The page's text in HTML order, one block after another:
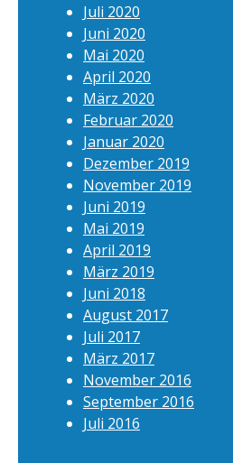
Juli 2020
Juni 2020
Mai 2020
April 2020
März 2020
Februar 2020
Januar 2020
Dezember 2019
November 2019
Juni 2019
Mai 2019
April 2019
März 2019
Juni 2018
August 2017
Juli 2017
März 2017
November 2016
September 2016
Juli 2016